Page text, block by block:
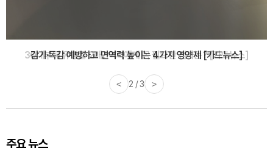
감기·독감 예방하고 면역력 높이는 4가지 영양제 [카드뉴스]
< 3 / 3 >
주요 뉴스